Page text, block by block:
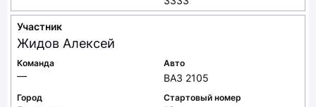
Участник
Жидов Алексей
Команда
—
Авто
ВАЗ 2105
Город Стартовый номер